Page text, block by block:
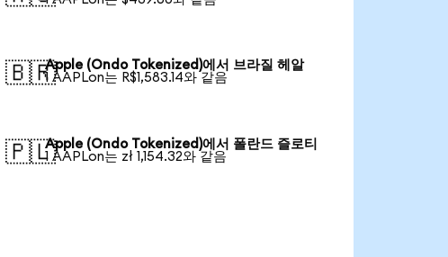
🇧🇷Apple (Ondo Tokenized)에서 브라질 헤알
1 AAPLon는 R$1,583.14와 같음
🇵🇱Apple (Ondo Tokenized)에서 폴란드 즐로티
1 AAPLon는 zł 1,154.32와 같음